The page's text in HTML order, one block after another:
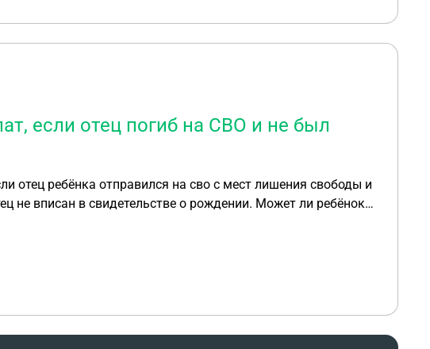
если отец погиб на СВО и не был
отец ребёнка отправился на сво с мест лишения свободы и
не вписан в свидетельстве о рождении. Может ли ребёнок
она тоже может претендовать?